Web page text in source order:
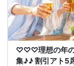
♡♡♡理想の年
集♪♪ 割引アト5